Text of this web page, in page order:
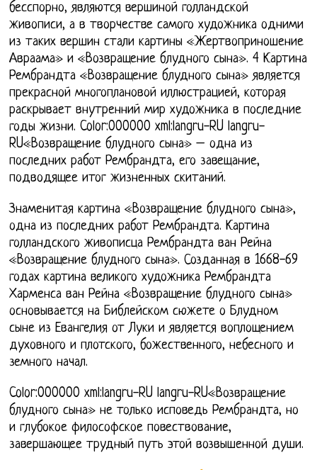
бесспорно, являются вершиной голландской
живописи, а в творчестве самого художника одними
из таких вершин стали картины «Жертвоприношение
Авраама» и «Возвращение блудного сына». 4 Картина
Рембрандта «Возвращение блудного сына» является
прекрасной многоплановой иллюстрацией, которая
раскрывает внутренний мир художника в последние
годы жизни. Color:000000 xml:langru-RU langru-
RU«Возвращение блудного сына» – одна из
последних работ Рембрандта, его завещание,
подводящее итог жизненных скитаний.
Знаменитая картина «Возвращение блудного сына»,
одна из последних работ Рембрандта. Картина
голландского живописца Рембрандта ван Рейна
«Возвращение блудного сына». Созданная в 1668-69
годах картина великого художника Рембрандта
Харменса ван Рейна «Возвращение блудного сына»
основывается на Библейском сюжете о Блудном
сыне из Евангелия от Луки и является воплощением
духовного и плотского, божественного, небесного и
земного начал.
Color:000000 xml:langru-RU langru-RU«Возвращение
блудного сына» не только исповедь Рембрандта, но
и глубокое философское повествование,
завершающее трудный путь этой возвышенной души.